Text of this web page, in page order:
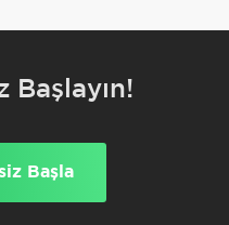
Başlayın!
Başla